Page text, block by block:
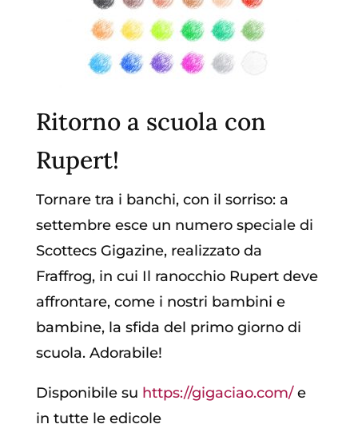
Ritorno a scuola con
Rupert!
Tornare tra i banchi, con il sorriso: a
settembre esce un numero speciale di
Scottecs Gigazine, realizzato da
Fraffrog, in cui Il ranocchio Rupert deve
affrontare, come i nostri bambini e
bambine, la sfida del primo giorno di
scuola. Adorabile!
Disponibile su https://gigaciao.com/e
in tutte le edicole